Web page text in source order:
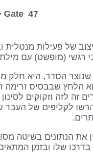
47 Gate 40<
Gate
זורמים דרך התודעה. שער 64
זה לזה וזקוקים
לקליפים של
את הנתונים בשיטה
בדרכו שלו ובזמן